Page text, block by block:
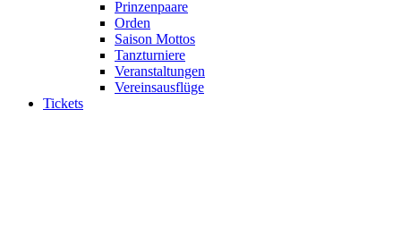
Prinzenpaare
Orden
Saison Mottos
Tanzturniere
Veranstaltungen
Vereinsausflüge
Tickets